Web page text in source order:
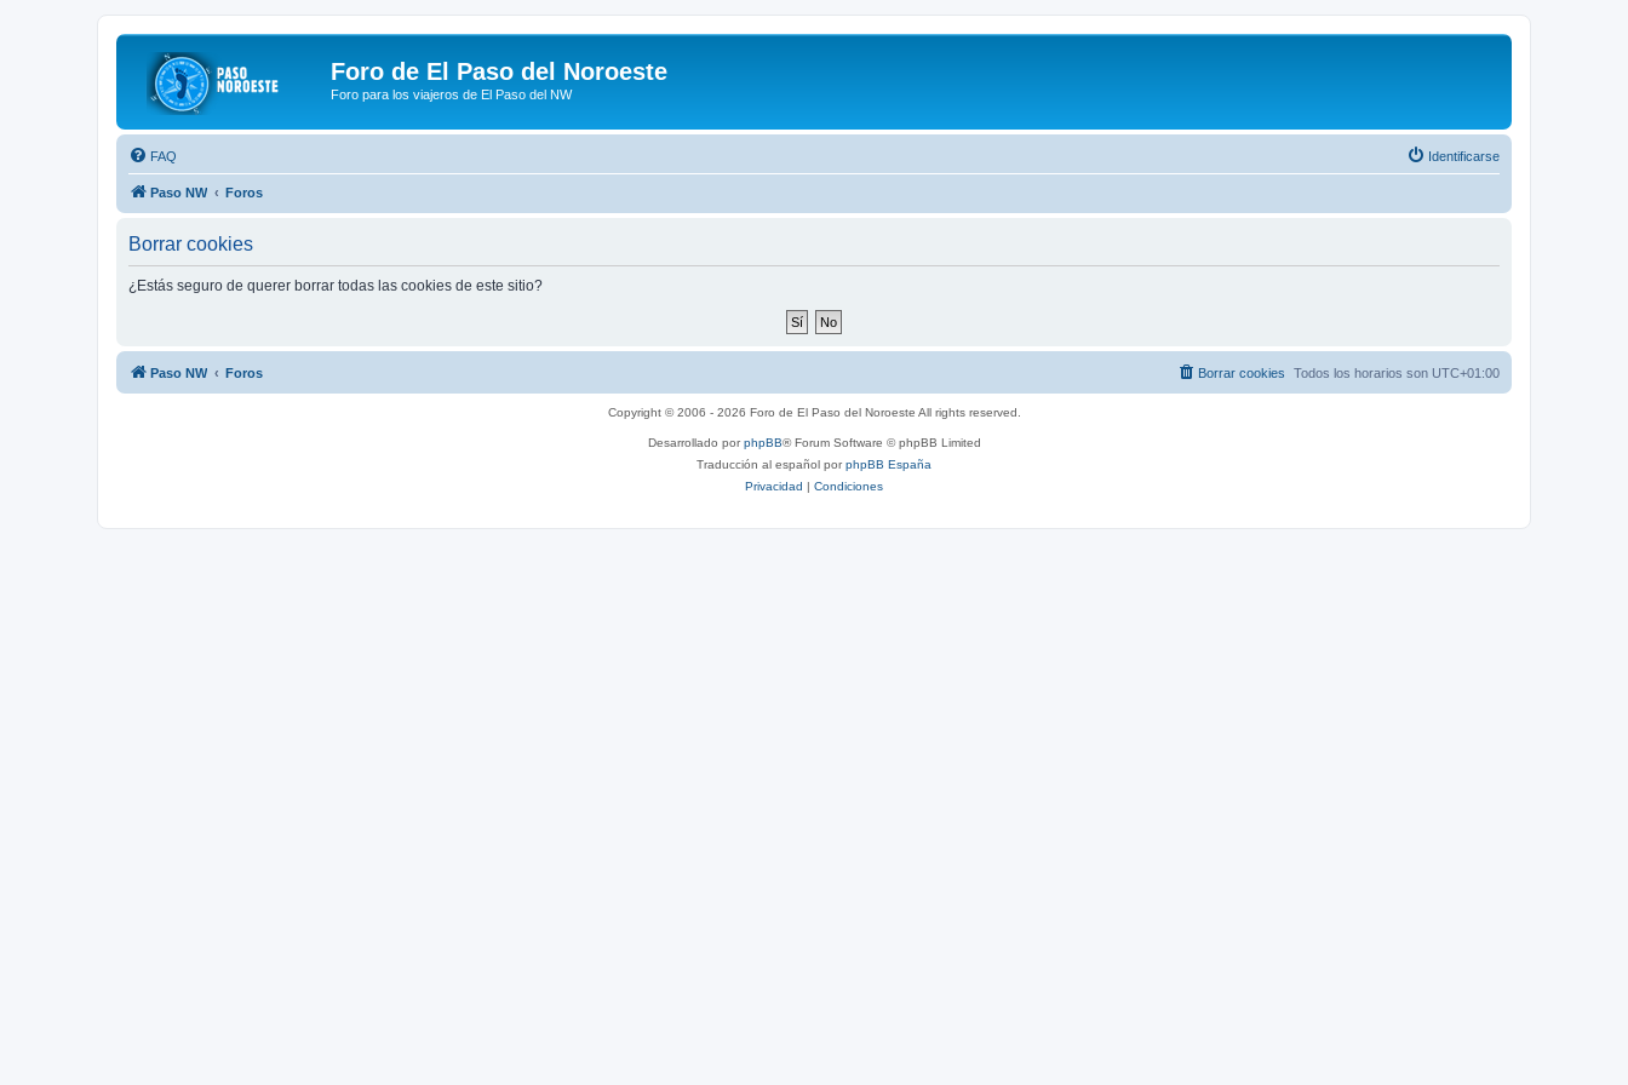
Foro de El Paso del Noroeste
Foro para los viajeros de El Paso del NW
FAQ Identificarse
Paso NW Foros
Borrar cookies
¿Estás seguro de querer borrar todas las cookies de este sitio?
Paso NW Foros Todos los horarios son UTC+01:00
Borrar cookies
Copyright © 2006 - 2026 Foro de El Paso del Noroeste All rights reserved.
Desarrollado porphpBB® Forum Software © phpBB Limited
Traducción al español porphpBB España
Privacidad | Condiciones